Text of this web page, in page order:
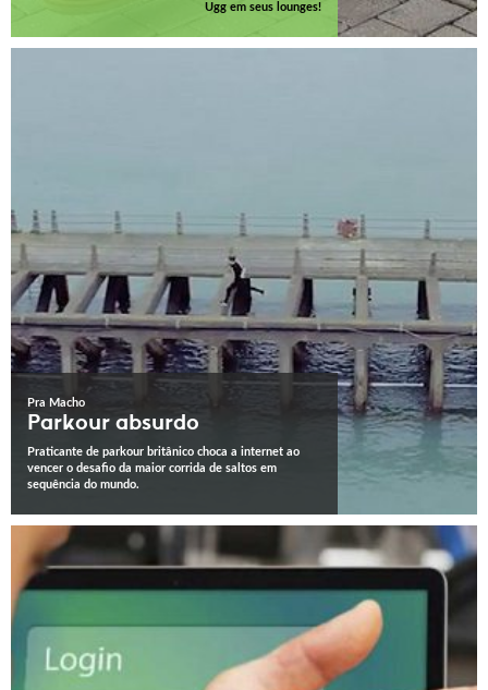
Ugg em seus lounges!
Pra Macho
Parkour absurdo
Praticante de parkour britânico choca a internet ao
vencer o desafio da maior corrida de saltos em
sequência do mundo.